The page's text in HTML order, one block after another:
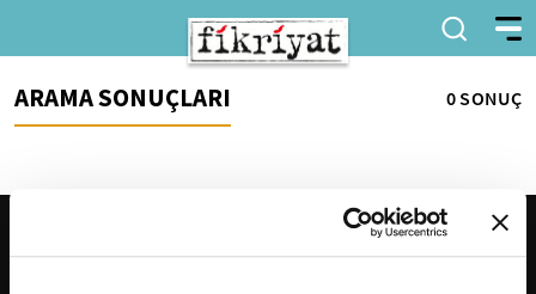
ARAMA SONUÇLARI 0 SONUÇ